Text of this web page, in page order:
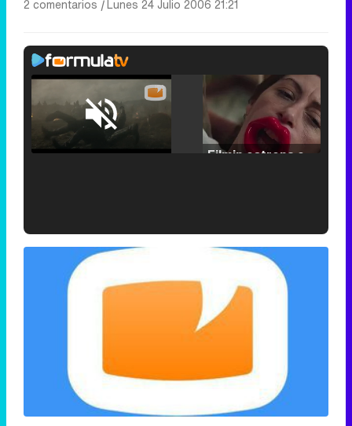
2 comentarios |Lunes 24 Julio 2006 21:21
/
Loaded:
25.30%
'120 Minutos' celebra sus 2.000 programas en Telemadrid con un vídeo del día a día en la redacción